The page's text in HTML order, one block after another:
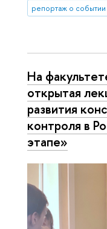
репортаж о событии
На
открытая
развития
контроля в
этапе»